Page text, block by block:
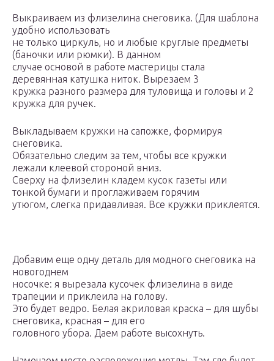
Выкраиваем из флизелина снеговика. (Для шаблона
удобно использовать
не только циркуль, но и любые круглые предметы
(баночки или рюмки). В данном
случае основой в работе мастерицы стала
деревянная катушка ниток. Вырезаем 3
кружка разного размера для туловища и головы и 2
кружка для ручек.
Выкладываем кружки на сапожке, формируя
снеговика.
Обязательно следим за тем, чтобы все кружки
лежали клеевой стороной вниз.
Сверху на флизелин кладем кусок газеты или
тонкой бумаги и проглаживаем горячим
утюгом, слегка придавливая. Все кружки приклеятся.
Добавим еще одну деталь для модного снеговика на
новогоднем
носочке: я вырезала кусочек флизелина в виде
трапеции и приклеила на голову.
Это будет ведро. Белая акриловая краска – для шубы
снеговика, красная – для его
головного убора. Даем работе высохнуть.